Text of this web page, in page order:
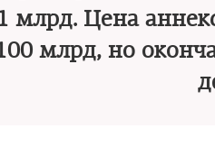
млрд. Цена
млрд, но